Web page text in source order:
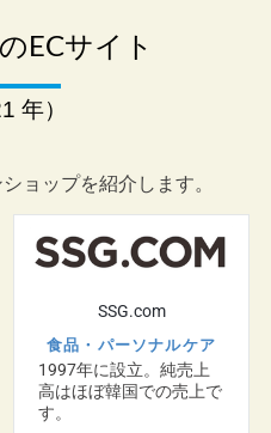
ECサイト
年）
ョップを紹介します。
SSG.com
食品・パーソナルケア
1997年に設立。純売上
高はほぼ韓国での売上で
す。